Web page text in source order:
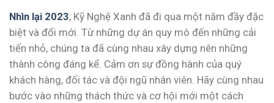
Nhìn lại 2023, Kỹ Nghệ Xanh đã đi qua một năm đầy đặc
biệt và đổi mới. Từ những dự án quy mô đến những cải
tiến nhỏ, chúng ta đã cùng nhau xây dựng nên những
thành công đáng kể. Cảm ơn sự đồng hành của quý
khách hàng, đối tác và đội ngũ nhân viên. Hãy cùng nhau
bước vào những thách thức và cơ hội mới một cách